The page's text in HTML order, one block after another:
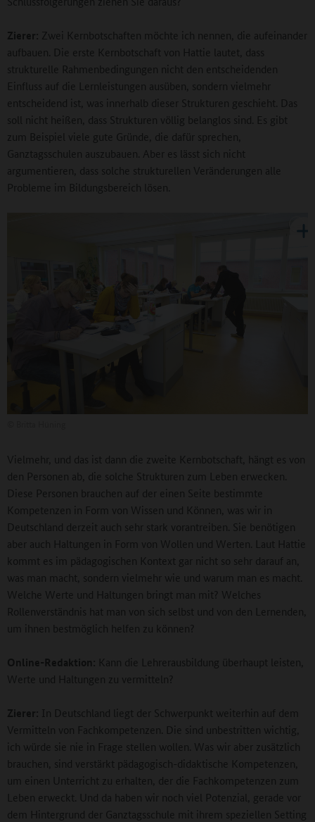
Zierer: Zwei Kernbotschaften möchte ich nennen, die aufeinander
aufbauen. Die erste Kernbotschaft von Hattie lautet, dass
strukturelle Rahmenbedingungen nicht den entscheidenden
Einfluss auf die Lernleistungen ausüben, sondern vielmehr
entscheidend ist, was innerhalb dieser Strukturen geschieht. Das
soll nicht heißen, dass Strukturen völlig belanglos sind. Es gibt
zum Beispiel viele gute Gründe, die dafür sprechen,
Ganztagsschulen auszubauen. Aber es lässt sich nicht
argumentieren, dass solche strukturellen Veränderungen alle
Probleme im Bildungsbereich lösen.
Vielmehr, und das ist dann die zweite Kernbotschaft, hängt es von
den Personen ab, die solche Strukturen zum Leben erwecken.
Diese Personen brauchen auf der einen Seite bestimmte
Kompetenzen in Form von Wissen und Können, was wir in
Deutschland derzeit auch sehr stark vorantreiben. Sie benötigen
aber auch Haltungen in Form von Wollen und Werten. Laut Hattie
kommt es im pädagogischen Kontext gar nicht so sehr darauf an,
was man macht, sondern vielmehr wie und warum man es macht.
Welche Werte und Haltungen bringt man mit? Welches
Rollenverständnis hat man von sich selbst und von den Lernenden,
um ihnen bestmöglich helfen zu können?
Online-Redaktion: Kann die Lehrerausbildung überhaupt leisten,
Werte und Haltungen zu vermitteln?
Zierer: In Deutschland liegt der Schwerpunkt weiterhin auf dem
Vermitteln von Fachkompetenzen. Die sind unbestritten wichtig,
ich würde sie nie in Frage stellen wollen. Was wir aber zusätzlich
brauchen, sind verstärkt pädagogisch-didaktische Kompetenzen,
um einen Unterricht zu erhalten, der die Fachkompetenzen zum
Leben erweckt. Und da haben wir noch viel Potenzial, gerade vor
dem Hintergrund der Ganztagsschule mit ihrem speziellen Setting